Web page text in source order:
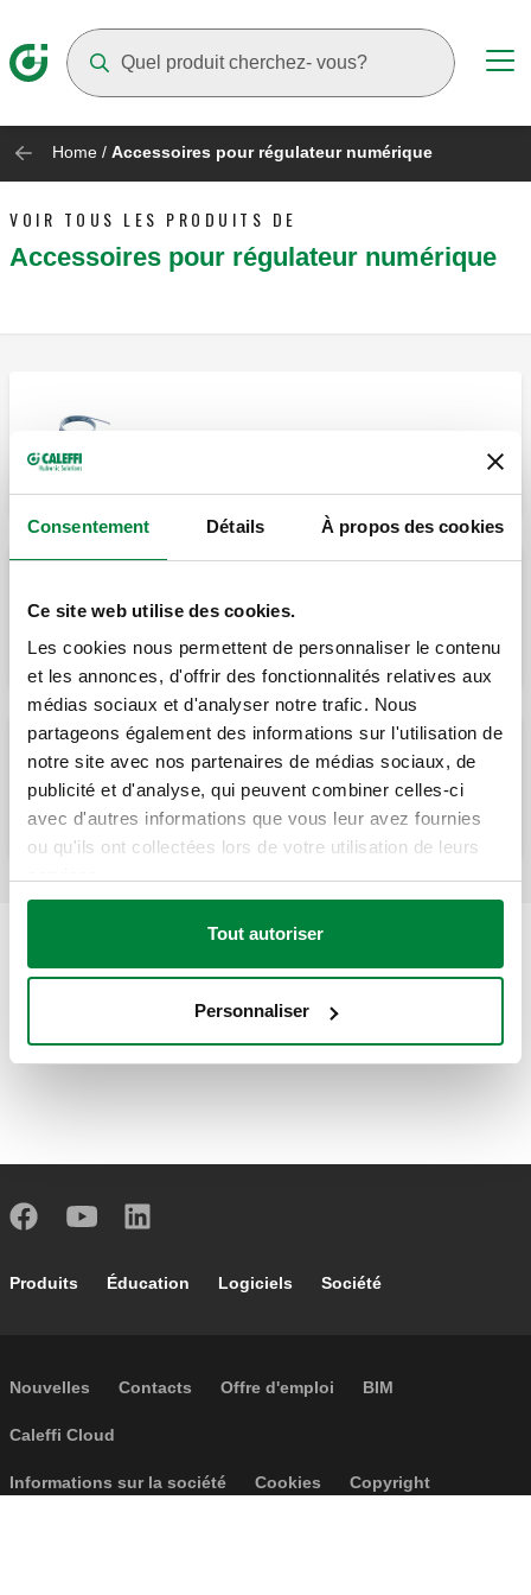
Consentement Détails À propos des cookies
Ce site web utilise des cookies.
Les cookies nous permettent de personnaliser le contenu
et les annonces, d'offrir des fonctionnalités relatives aux
médias sociaux et d'analyser notre trafic. Nous
partageons également des informations sur l'utilisation de
notre site avec nos partenaires de médias sociaux, de
publicité et d'analyse, qui peuvent combiner celles-ci
avec d'autres informations que vous leur avez fournies
ou qu'ils ont collectées lors de votre utilisation de leurs
Tout autoriser
Personnaliser
Home / Accessoires pour régulateur numérique
VOIR TOUS LES PRODUITS DE
Accessoires pour régulateur numérique
régulation série 266-267 et régulateur série
Doigt de gant pour sonde art.150006.
Footer main navigation
Produits Éducation Logiciels Société
Footer secondary navigation
Nouvelles Contacts Offre d'emploi BIM
Caleffi Cloud
Footer menu
Informations sur la société Cookies Copyright